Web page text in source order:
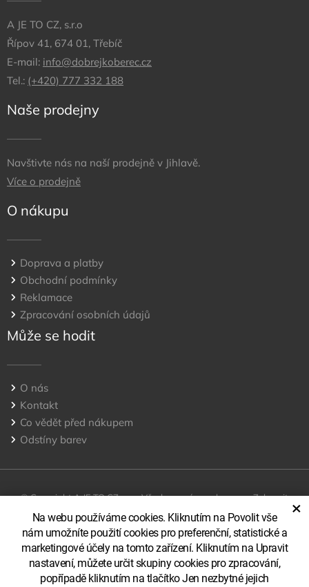
Na webu používáme cookies. Kliknutím na Povolit vše
nám umožníte použití cookies pro preferenční, statistické a
marketingové účely na tomto zařízení. Kliknutím na Upravit
nastavení, můžete určit skupiny cookies pro zpracování,
popřípadě kliknutím na tlačítko Jen nezbytné jejich
×
A JE TO CZ, s.r.o
Řípov 41, 674 01, Třebíč
E-mail: info@dobrejkoberec.cz
Tel.: (+420) 777 332 188
Naše prodejny
Navštivte nás na naší prodejně v Jihlavě.
Více o prodejně
O nákupu
Doprava a platby
Obchodní podmínky
Reklamace
Zpracování osobních údajů
Může se hodit
O nás
Kontakt
Co vědět před nákupem
Odstíny barev
© Copyright A JE TO CZ, s.r.o Všechna práva vyhrazenaZobrazit
klasickou verzi